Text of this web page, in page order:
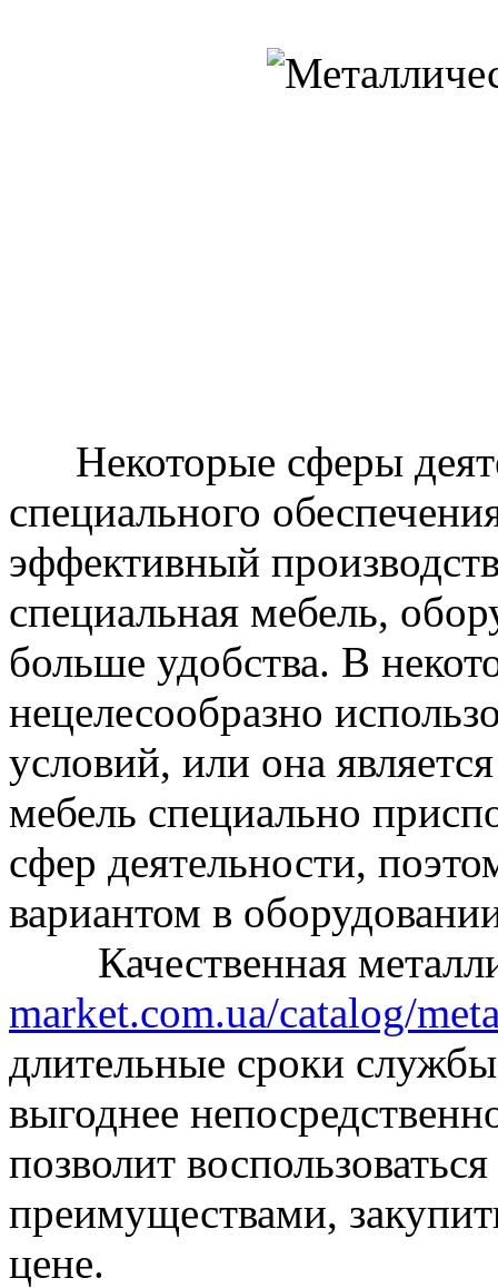
Некоторые сферы
специального
эффективный
специальная мебель,
больше удобства. В
нецелесообразно
условий, или она
мебель специально
сфер деятельности,
вариантом в
Качественная
market.com.ua/catalog/
длительные сроки
выгоднее
позволит
преимуществами,
цене.